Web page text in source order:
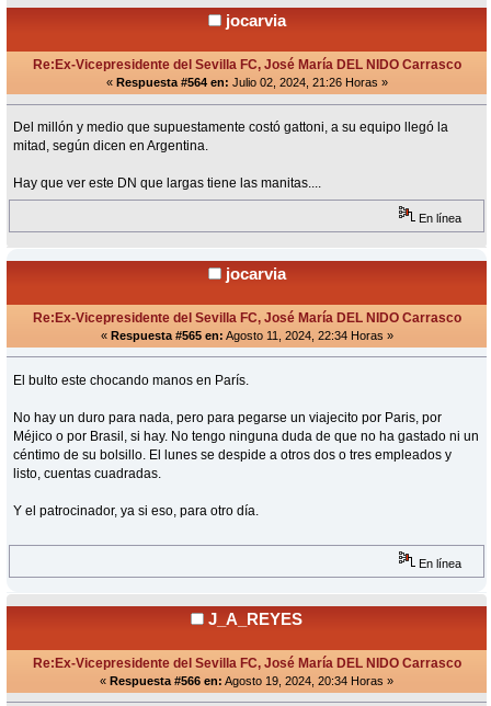
jocarvia
Re:Ex-Vicepresidente del Sevilla FC, José María DEL NIDO Carrasco
« Respuesta #564 en: Julio 02, 2024, 21:26 Horas »
Del millón y medio que supuestamente costó gattoni, a su equipo llegó la
mitad, según dicen en Argentina.
Hay que ver este DN que largas tiene las manitas....
En línea
jocarvia
Re:Ex-Vicepresidente del Sevilla FC, José María DEL NIDO Carrasco
« Respuesta #565 en: Agosto 11, 2024, 22:34 Horas »
El bulto este chocando manos en París.
No hay un duro para nada, pero para pegarse un viajecito por Paris, por
Méjico o por Brasil, si hay. No tengo ninguna duda de que no ha gastado ni un
céntimo de su bolsillo. El lunes se despide a otros dos o tres empleados y
listo, cuentas cuadradas.
Y el patrocinador, ya si eso, para otro día.
En línea
J_A_REYES
Re:Ex-Vicepresidente del Sevilla FC, José María DEL NIDO Carrasco
« Respuesta #566 en: Agosto 19, 2024, 20:34 Horas »